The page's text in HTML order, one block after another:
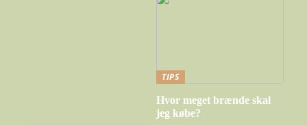
TIPS
Hvor meget brænde skal
jeg købe?